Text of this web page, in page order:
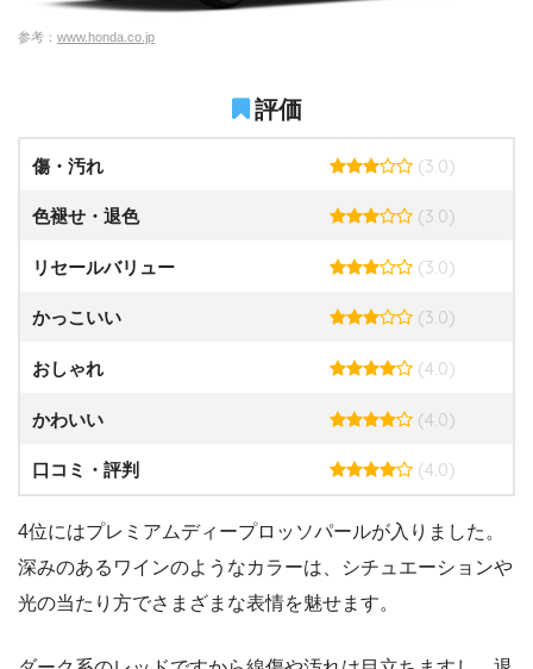
参考： www.honda.co.jp
評価
傷・汚れ (3.0)
色褪せ・退色 (3.0)
リセールバリュー (3.0)
かっこいい (3.0)
おしゃれ (4.0)
かわいい (4.0)
口コミ・評判 (4.0)
4位にはプレミアムディープロッソパールが入りました。
深みのあるワインのようなカラーは、シチュエーションや
光の当たり方でさまざまな表情を魅せます。